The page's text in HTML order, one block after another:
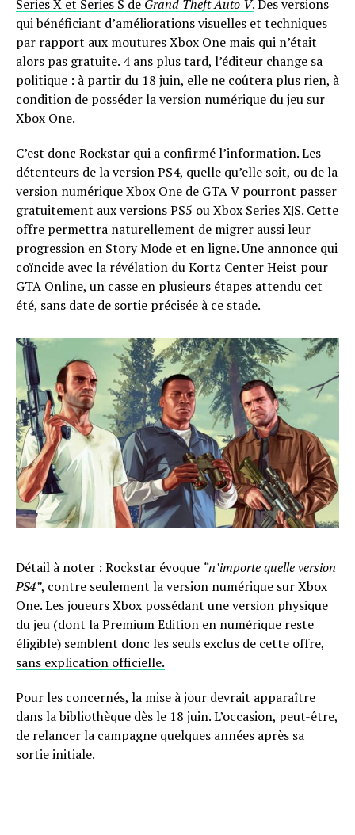
Series X et Series S de Grand Theft Auto V.Des versions
qui bénéficiant d’améliorations visuelles et techniques
par rapport aux moutures Xbox One mais qui n’était
alors pas gratuite. 4 ans plus tard, l’éditeur change sa
politique : à partir du 18 juin, elle ne coûtera plus rien, à
condition de posséder la version numérique du jeu sur
Xbox One.
C’est donc Rockstar qui a confirmé l’information. Les
détenteurs de la version PS4, quelle qu’elle soit, ou de la
version numérique Xbox One de GTA V pourront passer
gratuitement aux versions PS5 ou Xbox Series X|S. Cette
offre permettra naturellement de migrer aussi leur
progression en Story Mode et en ligne. Une annonce qui
coïncide avec la révélation du Kortz Center Heist pour
GTA Online, un casse en plusieurs étapes attendu cet
été, sans date de sortie précisée à ce stade.
Détail à noter : Rockstar évoque “n’importe quelle version
PS4”, contre seulement la version numérique sur Xbox
One. Les joueurs Xbox possédant une version physique
du jeu (dont la Premium Edition en numérique reste
éligible) semblent donc les seuls exclus de cette offre,
sans explication officielle.
Pour les concernés, la mise à jour devrait apparaître
dans la bibliothèque dès le 18 juin. L’occasion, peut-être,
de relancer la campagne quelques années après sa
sortie initiale.